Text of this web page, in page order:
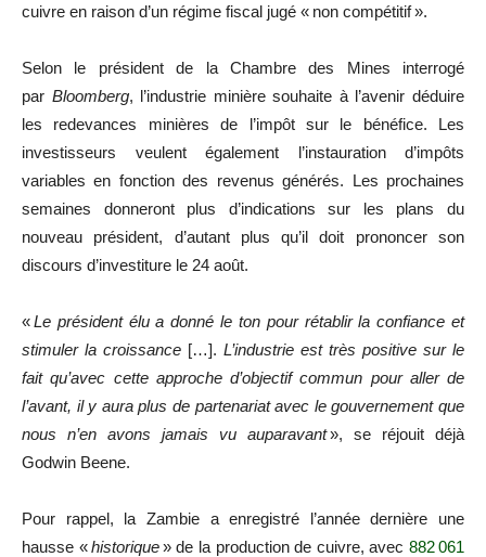
cuivre en raison d’un régime fiscal jugé « non compétitif ».
Selon le président de la Chambre des Mines interrogé
par Bloomberg, l’industrie minière souhaite à l’avenir déduire
les redevances minières de l’impôt sur le bénéfice. Les
investisseurs veulent également l’instauration d’impôts
variables en fonction des revenus générés. Les prochaines
semaines donneront plus d’indications sur les plans du
nouveau président, d’autant plus qu’il doit prononcer son
discours d’investiture le 24 août.
«Le président élu a donné le ton pour rétablir la confiance et
stimuler la croissance […]. L’industrie est très positive sur le
fait qu’avec cette approche d’objectif commun pour aller de
l’avant, il y aura plus de partenariat avec le gouvernement que
nous n’en avons jamais vu auparavant», se réjouit déjà
Godwin Beene.
Pour rappel, la Zambie a enregistré l’année dernière une
hausse «historique» de la production de cuivre, avec 882 061